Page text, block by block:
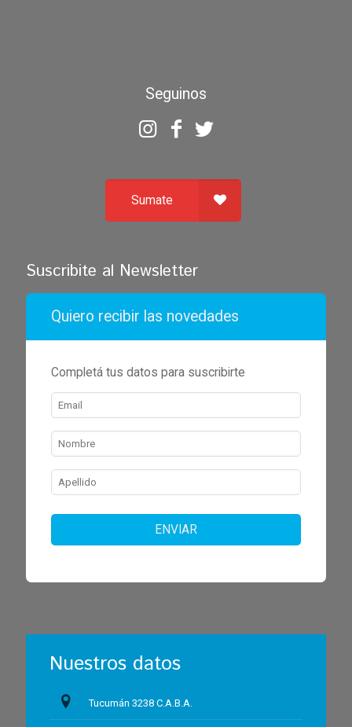
Seguinos
Sumate
Suscribite al Newsletter
Quiero recibir las novedades
Completá tus datos para suscribirte
ENVIAR
Nuestros datos
Tucumán 3238 C.A.B.A.